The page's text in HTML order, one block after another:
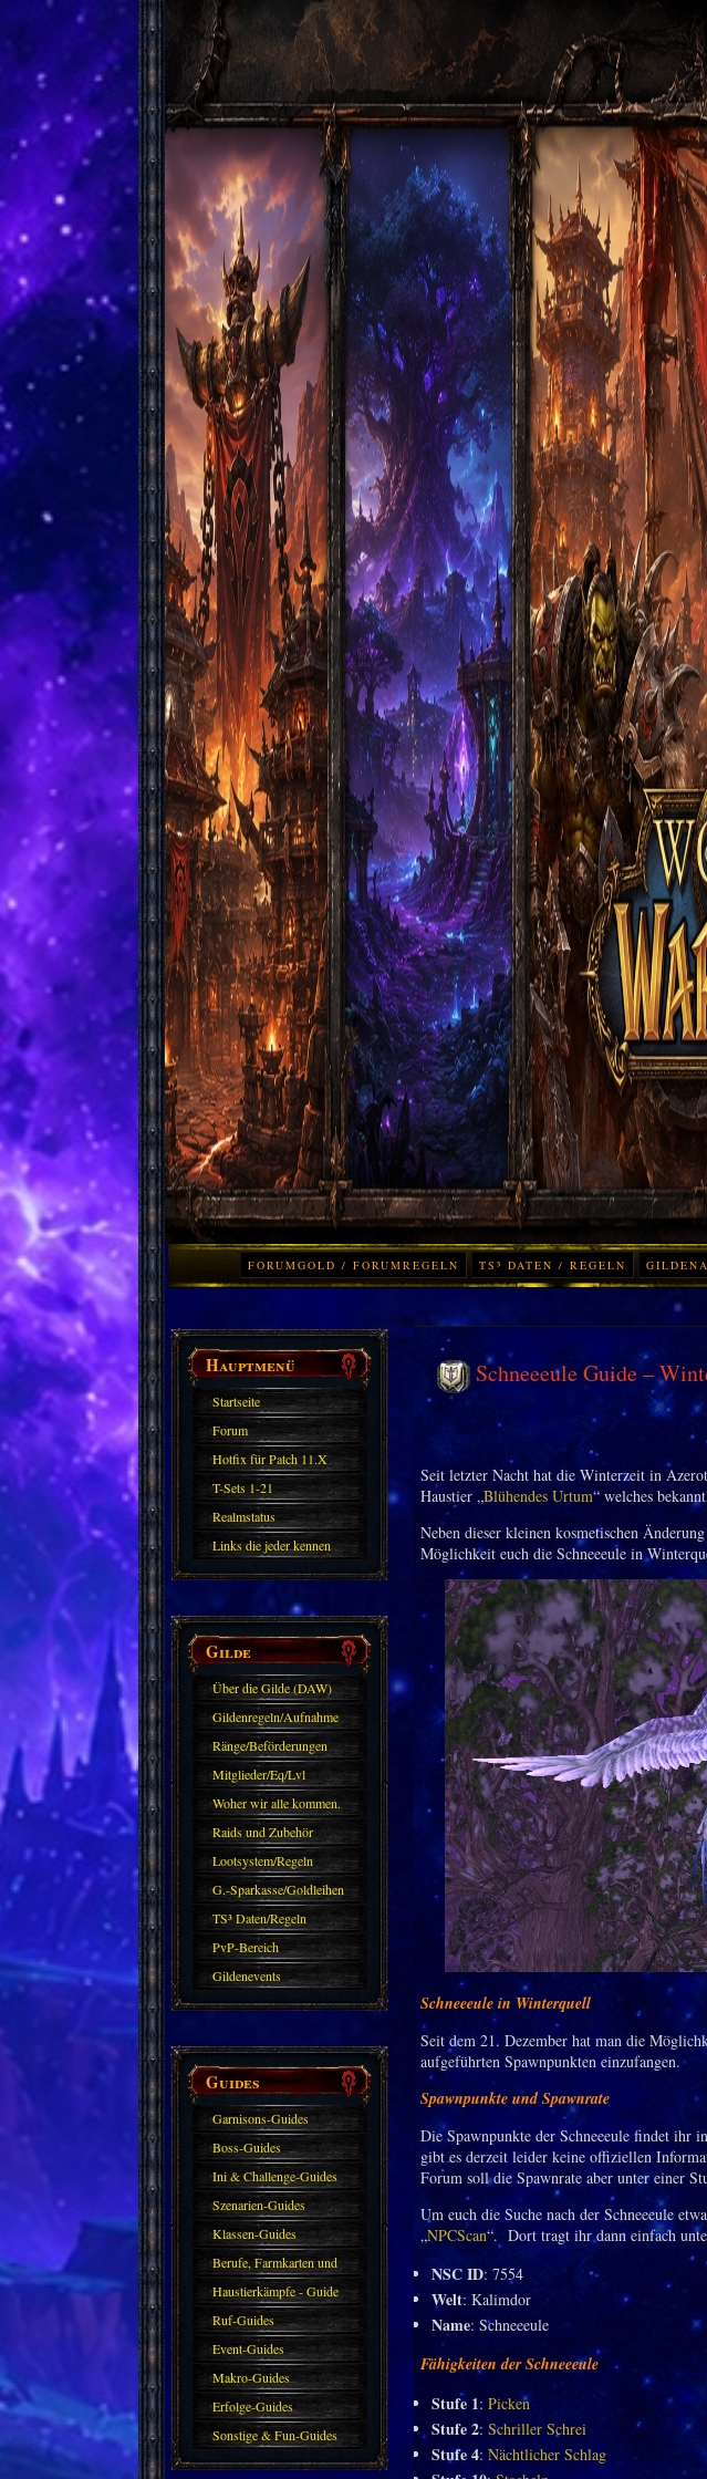
FORUMGOLD / FORUMREGELN TS³ DATEN / REGELN
Hauptmenü
Startseite
Forum
Hotfix für Patch 11.X
T-Sets 1-21
Realmstatus
Links die jeder kennen
sollte?! Oder nicht?
Gilde
Über die Gilde (DAW)
Gildenregeln/Aufnahme
Ränge/Beförderungen
Mitglieder/Eq/Lvl
Woher wir alle kommen.
Raids und Zubehör
Lootsystem/Regeln
G.-Sparkasse/Goldleihen
TS³ Daten/Regeln
PvP-Bereich
Gildenevents
Guides
Garnisons-Guides
Boss-Guides
Ini & Challenge-Guides
Szenarien-Guides
Klassen-Guides
Berufe, Farmkarten und
Haustiere
Haustierkämpfe - Guide
Ruf-Guides
Event-Guides
Makro-Guides
Erfolge-Guides
Sonstige & Fun-Guides
Schneeeule Guide –
Seit letzter Nacht hat die Winterzeit in
Haustier „Blühendes Urtum“ welches
Neben dieser kleinen kosmetischen
Möglichkeit euch die Schneeeule in
Schneeeule in Winterquell
Seit dem 21. Dezember hat man die
aufgeführten Spawnpunkten einzufangen.
Spawnpunkte und Spawnrate
Die Spawnpunkte der Schneeeule findet ihr
gibt es derzeit leider keine offiziellen
Forum soll die Spawnrate aber unter einer
Um euch die Suche nach der Schneeeule
„NPCScan“. Dort tragt ihr dann einfach
NSC ID: 7554
Welt: Kalimdor
Name: Schneeeule
Fähigkeiten der Schneeeule
Stufe 1: Picken
Stufe 2: Schriller Schrei
Stufe 4: Nächtlicher Schlag